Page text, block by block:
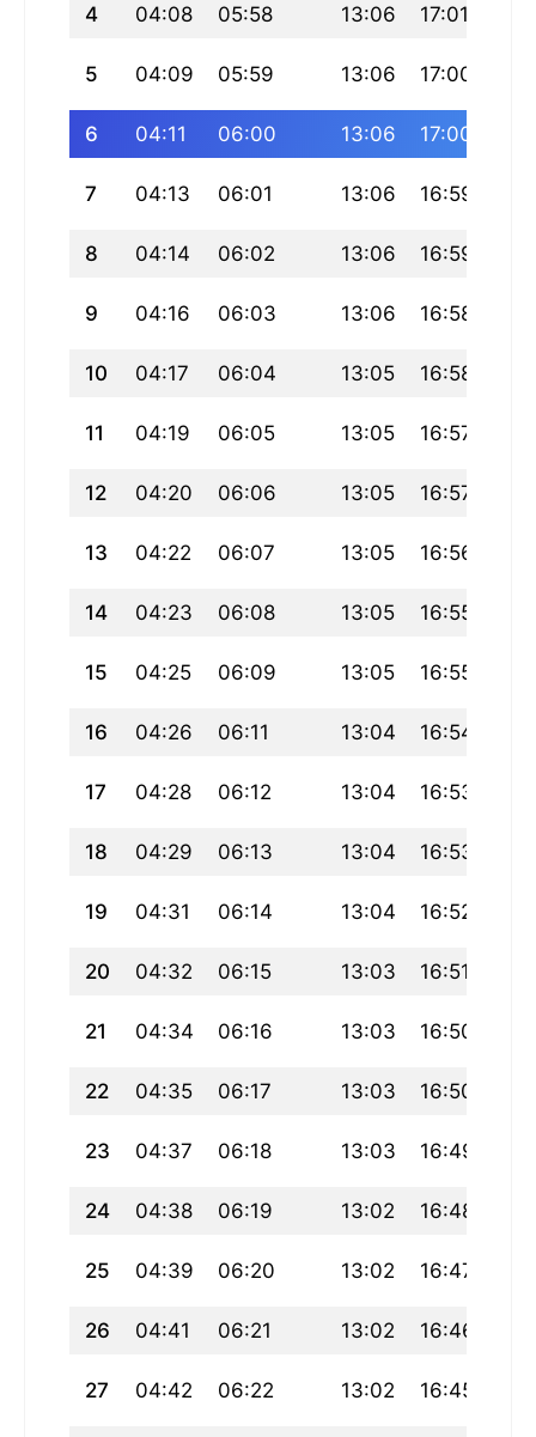
4 04:08 05:58 13:06 17:01
5 04:09 05:59 13:06 17:00
6 04:11 06:00 13:06 17:00
7 04:13 06:01 13:06 16:59
8 04:14 06:02 13:06 16:59
9 04:16 06:03 13:06 16:58
10 04:17 06:04 13:05 16:58
11 04:19 06:05 13:05 16:57
12 04:20 06:06 13:05 16:57
13 04:22 06:07 13:05 16:56
14 04:23 06:08 13:05 16:55
15 04:25 06:09 13:05 16:55
16 04:26 06:11 13:04 16:54
17 04:28 06:12 13:04 16:53
18 04:29 06:13 13:04 16:53
19 04:31 06:14 13:04 16:52
20 04:32 06:15 13:03 16:51
21 04:34 06:16 13:03 16:50
22 04:35 06:17 13:03 16:50
23 04:37 06:18 13:03 16:49
24 04:38 06:19 13:02 16:48
25 04:39 06:20 13:02 16:47
26 04:41 06:21 13:02 16:46
27 04:42 06:22 13:02 16:45